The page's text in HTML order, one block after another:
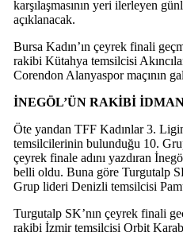
karşılaşmasının yeri ilerleyen
açıklanacak.
Bursa Kadın’ın çeyrek finali
rakibi Kütahya temsilcisi
Corendon Alanyaspor maçının
İNEGÖL’ÜN RAKİBİ
Öte yandan TFF Kadınlar 3.
temsilcilerinin bulunduğu 10.
çeyrek finale adını yazdıran
belli oldu. Buna göre Turgutalp
Grup lideri Denizli temsilcisi
Turgutalp SK’nın çeyrek finali
rakibi İzmir temsilcisi Orbit